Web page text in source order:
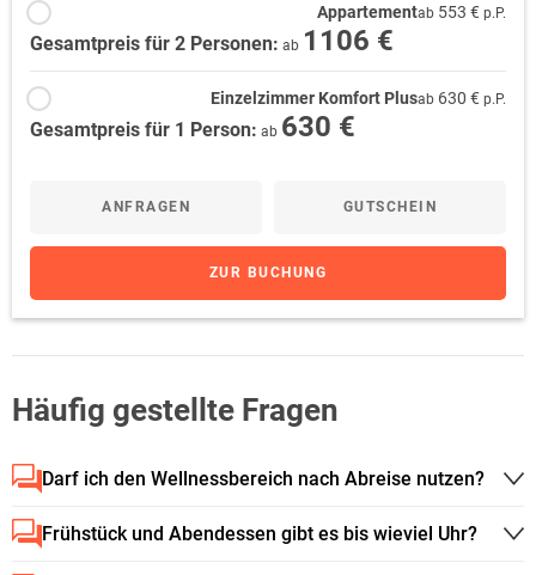
Appartementab 553 € p.P.
Gesamtpreis für 2 Personen: ab 1106 €
Einzelzimmer Komfort Plusab 630 € p.P.
Gesamtpreis für 1 Person: ab 630 €
ANFRAGEN GUTSCHEIN
ZUR BUCHUNG
Häufig gestellte Fragen
Darf ich den Wellnessbereich nach Abreise nutzen?
Frühstück und Abendessen gibt es bis wieviel Uhr?